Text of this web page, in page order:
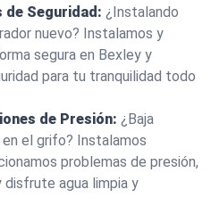
de Seguridad: ¿Instalando
nuevo? Instalamos y
segura en Bexley y
para tu tranquilidad todo
de Presión: ¿Baja
el grifo? Instalamos
problemas de presión,
disfrute agua limpia y